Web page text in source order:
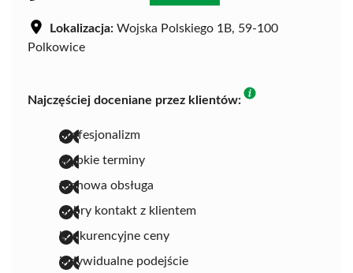
Lokalizacja: Wojska Polskiego 1B, 59-100
Polkowice
Najczęściej doceniane przez klientów:
profesjonalizm
szybkie terminy
fachowa obsługa
dobry kontakt z klientem
konkurencyjne ceny
indywidualne podejście